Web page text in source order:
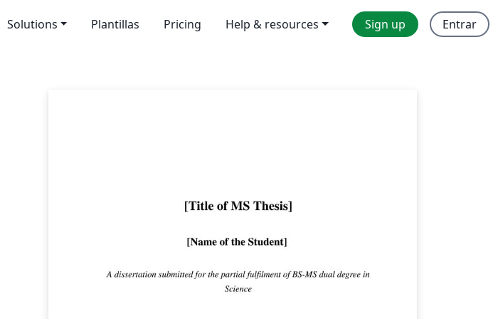
Solutions Plantillas Pricing Help & resources Sign up Entrar